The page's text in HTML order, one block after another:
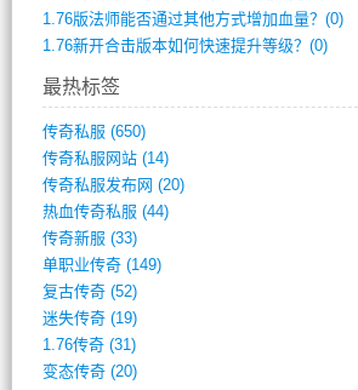
1.76版法师能否通过其他方式增加血量？(0)
1.76新开合击版本如何快速提升等级？(0)
最热标签
传奇私服 (650)
传奇私服网站(14)
传奇私服发布网 (20)
热血传奇私服 (44)
传奇新服 (33)
单职业传奇(149)
复古传奇(52)
迷失传奇(19)
1.76传奇(31)
变态传奇(20)